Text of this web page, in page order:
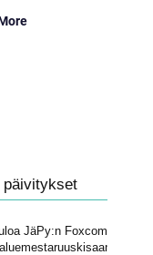
päivitykset
JäPy:n Foxcomp